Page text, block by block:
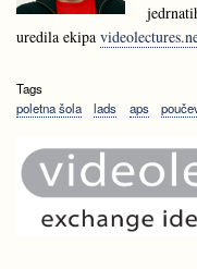
uredila ekipa
Tags
poletna šola
lads aps